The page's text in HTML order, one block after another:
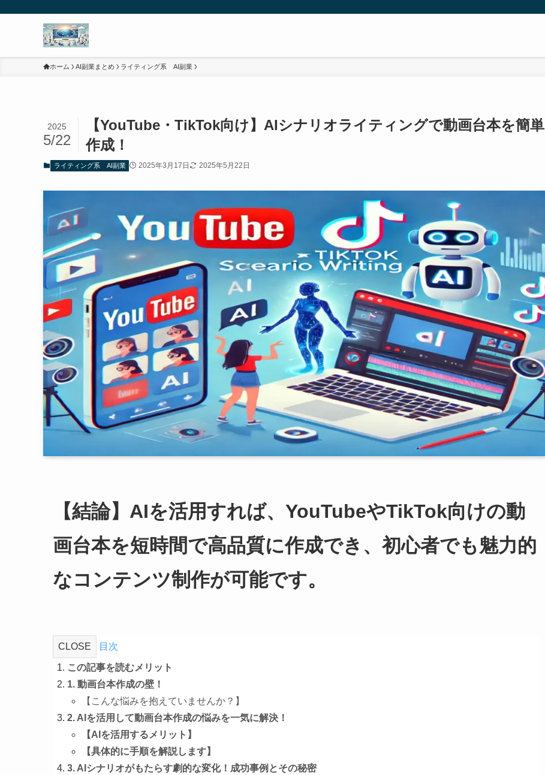
ホーム AI副業まとめ ライティング系 AI副業
【YouTube・TikTok向け】AIシナリオライティングで動画台本を簡単
作成！
2025
5/22
ライティング系 AI副業 2025年3月17日 2025年5月22日
【結論】AIを活用すれば、YouTubeやTikTok向けの動
画台本を短時間で高品質に作成でき、初心者でも魅力的
なコンテンツ制作が可能です。
CLOSE 目次
この記事を読むメリット
1. 動画台本作成の壁！
【こんな悩みを抱えていませんか？】
2. AIを活用して動画台本作成の悩みを一気に解決！
【AIを活用するメリット】
【具体的に手順を解説します】
3. AIシナリオがもたらす劇的な変化！成功事例とその秘密